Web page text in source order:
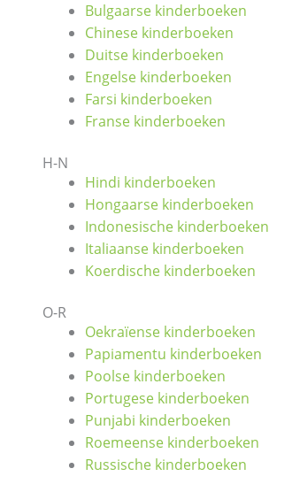
Bulgaarse kinderboeken
Chinese kinderboeken
Duitse kinderboeken
Engelse kinderboeken
Farsi kinderboeken
Franse kinderboeken
H-N
Hindi kinderboeken
Hongaarse kinderboeken
Indonesische kinderboeken
Italiaanse kinderboeken
Koerdische kinderboeken
O-R
Oekraïense kinderboeken
Papiamentu kinderboeken
Poolse kinderboeken
Portugese kinderboeken
Punjabi kinderboeken
Roemeense kinderboeken
Russische kinderboeken